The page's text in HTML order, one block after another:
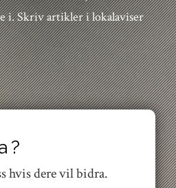
i. Skriv artikler i lokalaviser
?
hvis dere vil bidra.